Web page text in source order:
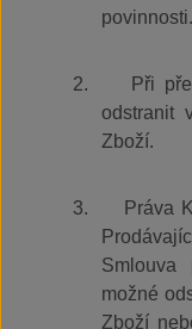
povinnosti.
2.
Při
odstranit
Zboží.
3.
Práva
Smlouva
možné
Zboží